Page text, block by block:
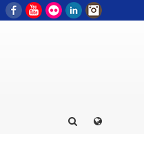
FacebookYouTube
Flickr LinkedIn